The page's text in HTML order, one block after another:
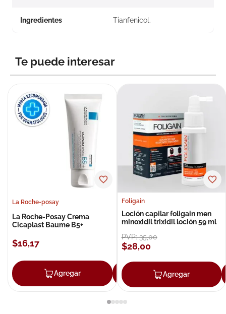
Ingredientes Tianfenicol.
Te puede interesar
La Roche-posay
La Roche-Posay Crema
Cicaplast Baume B5+
$16,17
Agregar Agregar
Foligain
Loción capilar foligain men
minoxidil trixidil loción 59 ml
PVP:35,00
$28,00
Agregar